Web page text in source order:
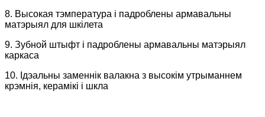
8. Высокая тэмпература і падроблены армавальны
матэрыял для шкілета
9. Зубной штыфт і падроблены армавальны матэрыял
каркаса
10. Ідэальны заменнік валакна з высокім утрыманнем
крэмнія, керамікі і шкла